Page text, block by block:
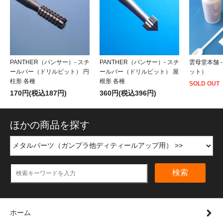
PANTHER（パンサー）- スチ
ールバー（ドリルビット） 円
柱形 各種
170円(税込187円)
PANTHER（パンサー）- スチ
ールバー（ドリルビット） 屋
根形 各種
360円(税込396円)
雲母堂本舗
ット）
SOLD OUT
ほかの商品を探す
検索
ホーム